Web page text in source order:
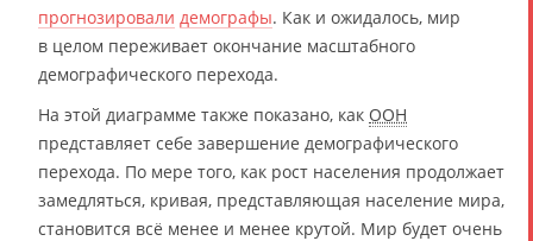
прогнозировали демографы. Как и ожидалось, мир
в целом переживает окончание масштабного
демографического перехода.
На этой диаграмме также показано, как ООН
представляет себе завершение демографического
перехода. По мере того, как рост населения продолжает
замедляться, кривая, представляющая население мира,
становится всё менее и менее крутой. Мир будет очень